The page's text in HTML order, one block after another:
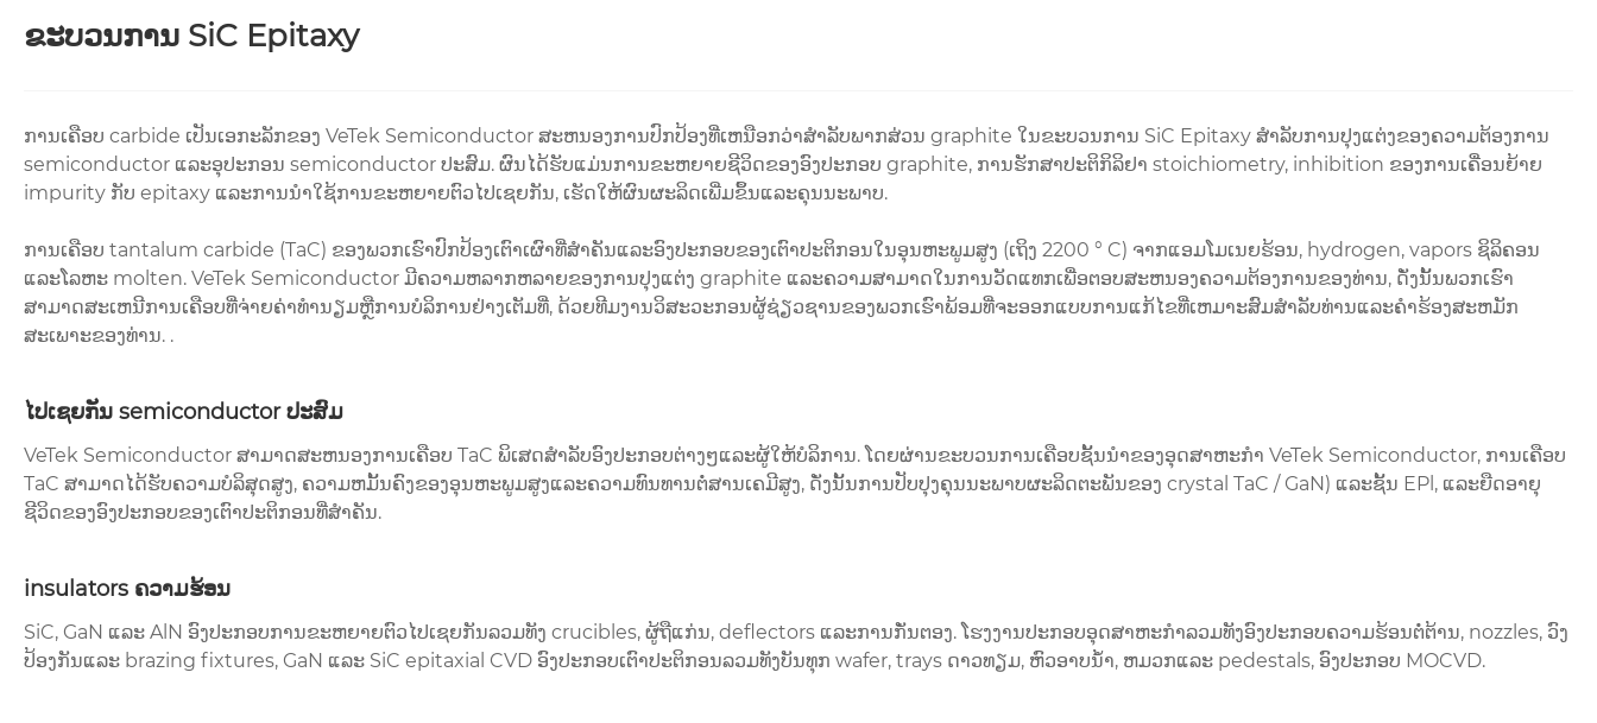
ຂະບວນການ SiC Epitaxy
ການເຄືອບ carbide ເປັນເອກະລັກຂອງ VeTek Semiconductor ສະຫນອງການປົກປ້ອງທີ່ເຫນືອກວ່າສໍາລັບພາກສ່ວນ graphite ໃນຂະບວນການ SiC Epitaxy ສໍາລັບການປຸງແຕ່ງຂອງຄວາມຕ້ອງການ
semiconductor ແລະອຸປະກອນ semiconductor ປະສົມ. ຜົນໄດ້ຮັບແມ່ນການຂະຫຍາຍຊີວິດຂອງອົງປະກອບ graphite, ການຮັກສາປະຕິກິລິຢາ stoichiometry, inhibition ຂອງການເຄື່ອນຍ້າຍ
impurity ກັບ epitaxy ແລະການນໍາໃຊ້ການຂະຫຍາຍຕົວໄປເຊຍກັນ, ເຮັດໃຫ້ຜົນຜະລິດເພີ່ມຂຶ້ນແລະຄຸນນະພາບ.
ການເຄືອບ tantalum carbide (TaC) ຂອງພວກເຮົາປົກປ້ອງເຕົາເຜົາທີ່ສໍາຄັນແລະອົງປະກອບຂອງເຕົາປະຕິກອນໃນອຸນຫະພູມສູງ (ເຖິງ 2200 ° C) ຈາກແອມໂມເນຍຮ້ອນ, hydrogen, vapors ຊິລິຄອນ
ແລະໂລຫະ molten. VeTek Semiconductor ມີຄວາມຫລາກຫລາຍຂອງການປຸງແຕ່ງ graphite ແລະຄວາມສາມາດໃນການວັດແທກເພື່ອຕອບສະຫນອງຄວາມຕ້ອງການຂອງທ່ານ, ດັ່ງນັ້ນພວກເຮົາ
ສາມາດສະເຫນີການເຄືອບທີ່ຈ່າຍຄ່າທໍານຽມຫຼືການບໍລິການຢ່າງເຕັມທີ່, ດ້ວຍທີມງານວິສະວະກອນຜູ້ຊ່ຽວຊານຂອງພວກເຮົາພ້ອມທີ່ຈະອອກແບບການແກ້ໄຂທີ່ເຫມາະສົມສໍາລັບທ່ານແລະຄໍາຮ້ອງສະຫມັກ
ສະເພາະຂອງທ່ານ. .
ໄປເຊຍກັນ semiconductor ປະສົມ
VeTek Semiconductor ສາມາດສະຫນອງການເຄືອບ TaC ພິເສດສໍາລັບອົງປະກອບຕ່າງໆແລະຜູ້ໃຫ້ບໍລິການ. ໂດຍຜ່ານຂະບວນການເຄືອບຊັ້ນນໍາຂອງອຸດສາຫະກໍາ VeTek Semiconductor, ການເຄືອບ
TaC ສາມາດໄດ້ຮັບຄວາມບໍລິສຸດສູງ, ຄວາມຫມັ້ນຄົງຂອງອຸນຫະພູມສູງແລະຄວາມທົນທານຕໍ່ສານເຄມີສູງ, ດັ່ງນັ້ນການປັບປຸງຄຸນນະພາບຜະລິດຕະພັນຂອງ crystal TaC / GaN) ແລະຊັ້ນ EPl, ແລະຍືດອາຍຸ
ຊີວິດຂອງອົງປະກອບຂອງເຕົາປະຕິກອນທີ່ສໍາຄັນ.
insulators ຄວາມຮ້ອນ
SiC, GaN ແລະ AlN ອົງປະກອບການຂະຫຍາຍຕົວໄປເຊຍກັນລວມທັງ crucibles, ຜູ້ຖືແກ່ນ, deflectors ແລະການກັ່ນຕອງ. ໂຮງງານປະກອບອຸດສາຫະກໍາລວມທັງອົງປະກອບຄວາມຮ້ອນຕໍ່ຕ້ານ, nozzles, ວົງ
ປ້ອງກັນແລະ brazing fixtures, GaN ແລະ SiC epitaxial CVD ອົງປະກອບເຕົາປະຕິກອນລວມທັງບັນທຸກ wafer, trays ດາວທຽມ, ຫົວອາບນ້ໍາ, ຫມວກແລະ pedestals, ອົງປະກອບ MOCVD.